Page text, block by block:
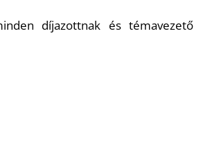
díjazottnak és témavezető